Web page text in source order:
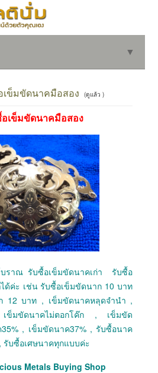
▼
เข็มขัดนาคมือสอง (ดูแล้ว )
เข็มขัดนาคมือสอง
บราณ รับซื้อเข็มขัดนาคเก่า รับซื้อ
ด้ค่ะ เช่น รับซื้อเข็มขัดนาก 10 บาท
12 บาท , เข็มขัดนาคหลุดจํานํา ,
ข็มขัดนาคไม่ตอกโค๊ก , เข็มขัด
, เข็มขัดนาค37% , รับซื้อนาค
รับซื้อเศษนาคทุกแบบค่ะ
Metals Buying Shop